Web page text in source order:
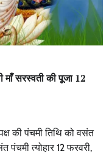
सरस्वती की पूजा 12
की पंचमी तिथि को वसंत
पंचमी त्योहार 12 फरवरी,